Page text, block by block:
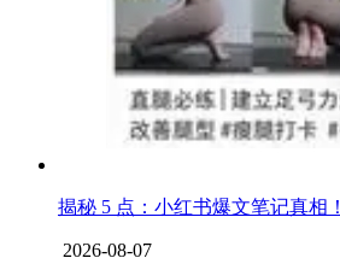
揭秘 5 点：小红书爆文笔记真相！
2026-08-07